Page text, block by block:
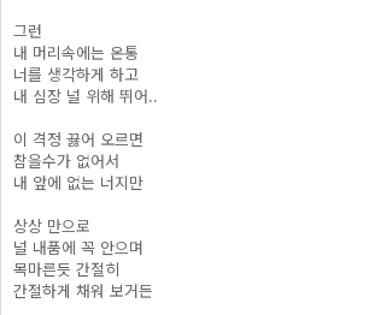
그런
내 머리속에는 온통
너를 생각하게 하고
내 심장 널 위해 뛰어..
이 격정 끓어 오르면
참을수가 없어서
내 앞에 없는 너지만
상상 만으로
널 내품에 꼭 안으며
목마른듯 간절히
간절하게 채워 보거든